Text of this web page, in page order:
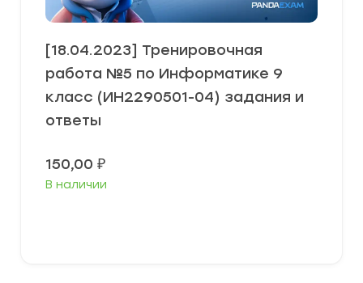
[18.04.2023] Тренировочная
работа №5 по Информатике 9
класс (ИН2290501-04) задания и
ответы
150,00 ₽
В наличии